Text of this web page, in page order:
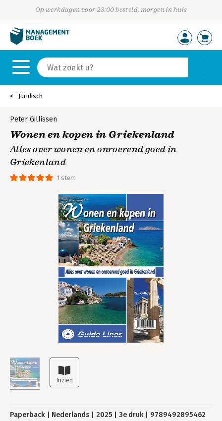
Op werkdagen voor 23:00 besteld, morgen in huis
Juridisch
1 stem
Peter Gillissen
Wonen en kopen in Griekenland
Alles over wonen en onroerend goed in
Griekenland
Paperback Nederlands 2025 3e druk 9789492895462